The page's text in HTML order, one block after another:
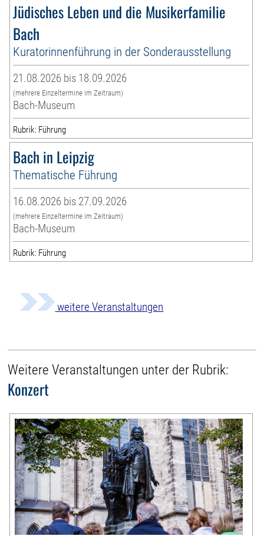
Jüdisches Leben und die Musikerfamilie
Bach
Kuratorinnenführung in der Sonderausstellung
21.08.2026 bis 18.09.2026
(mehrere Einzeltermine im Zeitraum)
Bach-Museum
Rubrik: Führung
Bach in Leipzig
Thematische Führung
16.08.2026 bis 27.09.2026
(mehrere Einzeltermine im Zeitraum)
Bach-Museum
Rubrik: Führung
weitere Veranstaltungen
Weitere Veranstaltungen unter der Rubrik:
Konzert